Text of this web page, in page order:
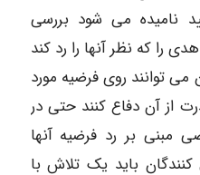
نامیده می شود بررسی
را که نظر آنها را رد کند
می توانند روی فرضیه مورد
از آن دفاع کنند حتی در
مبنی بر رد فرضیه آنها
کنندگان باید یک تلاش با